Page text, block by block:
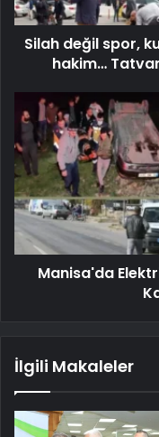
Silah değil spor,
hakim…
Manisa'da
İlgili Makaleler